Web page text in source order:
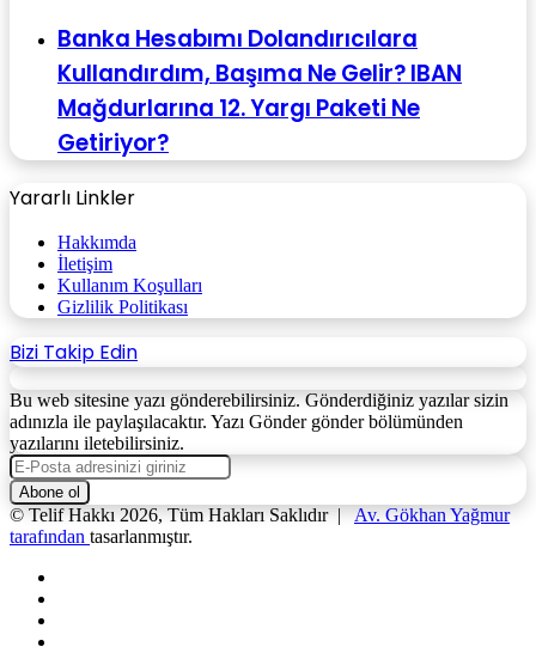
Banka Hesabımı Dolandırıcılara
Kullandırdım, Başıma Ne Gelir? IBAN
Mağdurlarına 12. Yargı Paketi Ne
Getiriyor?
Yararlı Linkler
Hakkımda
İletişim
Kullanım Koşulları
Gizlilik Politikası
Bizi Takip Edin
Bu web sitesine yazı gönderebilirsiniz. Gönderdiğiniz yazılar sizin
adınızla ile paylaşılacaktır. Yazı Gönder gönder bölümünden
yazılarını iletebilirsiniz.
E-
Posta
adresinizi
giriniz
© Telif Hakkı 2026, Tüm Hakları Saklıdır |Av. Gökhan Yağmur
tarafından tasarlanmıştır.